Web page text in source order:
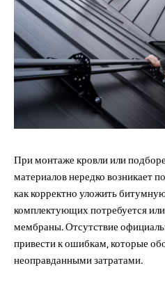
При монтаже кровли или
материалов нередко возникает
как корректно уложить
комплектующих потребуется
мембраны. Отсутствие
привести к ошибкам, которые
неоправданными затратами.